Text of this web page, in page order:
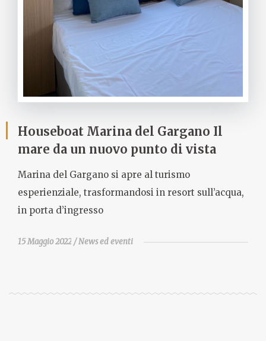
Houseboat Marina del Gargano Il
mare da un nuovo punto di vista
Marina del Gargano si apre al turismo
esperienziale, trasformandosi in resort sull’acqua,
in porta d’ingresso
15 Maggio 2022 News ed eventi